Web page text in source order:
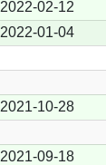
2022-02-12
2022-01-04
2021-10-28
2021-09-18